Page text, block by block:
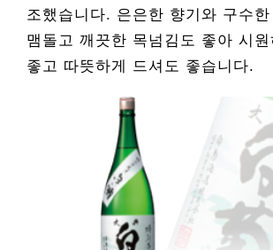
조했습니다. 은은한 향기와 구수
맴돌고 깨끗한 목넘김도 좋아 시
좋고 따뜻하게 드셔도 좋습니다.